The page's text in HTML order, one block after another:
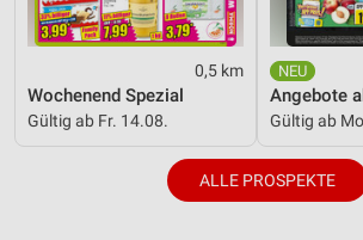
0,5 km
Wochenend Spezial
Gültig ab Fr. 14.08.
Angebote
Gültig ab
ALLE PROSPEKTE